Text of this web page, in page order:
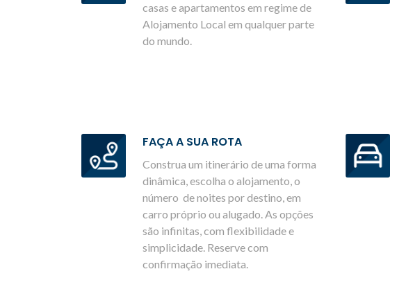
casas e apartamentos em regime de
Alojamento Local em qualquer parte
do mundo.
FAÇA A SUA ROTA
Construa um itinerário de uma forma
dinâmica, escolha o alojamento, o
número de noites por destino, em
carro próprio ou alugado. As opções
são infinitas, com flexibilidade e
simplicidade. Reserve com
confirmação imediata.